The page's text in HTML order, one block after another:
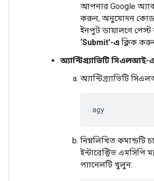
আপনার Google
করুন, অনুমোদন
ইনপুট ডায়ালগে
‘Submit’-এ ক্লিক
অ্যান্টিগ্র্যাভিটি
অ্যান্টিগ্র্যাভিটি
নিম্নলিখিত কমান্ডটি
ইন্টারেক্টিভ এমসিপি
প্যানেলটি খুলুন: